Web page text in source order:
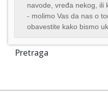
navode, vređa nekog, ili
- molimo Vas da nas o
obavestite kako bismo
Pretraga